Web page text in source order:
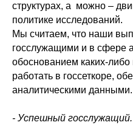
структурах, а можно –
политике исследований.
Мы считаем, что наши
госслужащими и в сфере
обоснованием каких-либо
работать в госсеткоре,
аналитическими данными.
- Успешный